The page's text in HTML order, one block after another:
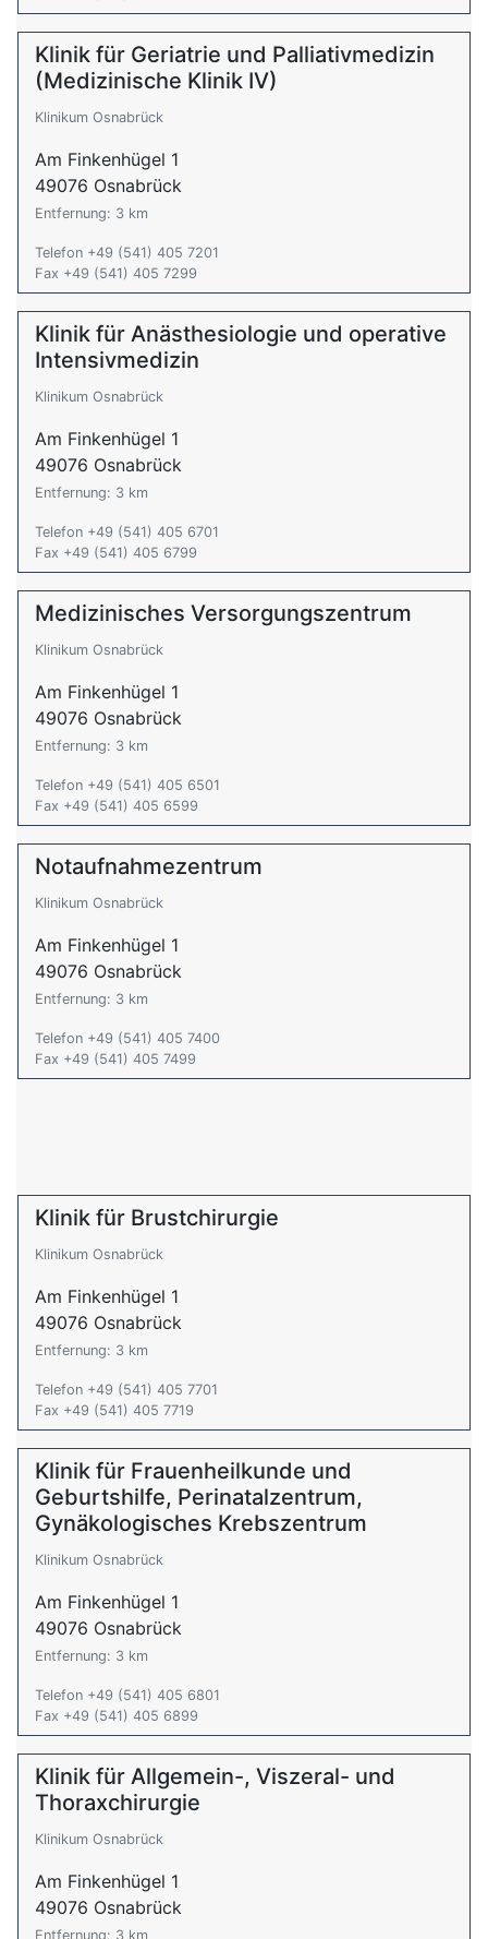
Klinik für Geriatrie und Palliativmedizin
(Medizinische Klinik IV)
Klinikum Osnabrück
Am Finkenhügel 1
49076 Osnabrück
Entfernung: 3 km
Telefon +49 (541) 405 7201
Fax +49 (541) 405 7299
Klinik für Anästhesiologie und operative
Intensivmedizin
Klinikum Osnabrück
Am Finkenhügel 1
49076 Osnabrück
Entfernung: 3 km
Telefon +49 (541) 405 6701
Fax +49 (541) 405 6799
Medizinisches Versorgungszentrum
Klinikum Osnabrück
Am Finkenhügel 1
49076 Osnabrück
Entfernung: 3 km
Telefon +49 (541) 405 6501
Fax +49 (541) 405 6599
Notaufnahmezentrum
Klinikum Osnabrück
Am Finkenhügel 1
49076 Osnabrück
Entfernung: 3 km
Telefon +49 (541) 405 7400
Fax +49 (541) 405 7499
Klinik für Brustchirurgie
Klinikum Osnabrück
Am Finkenhügel 1
49076 Osnabrück
Entfernung: 3 km
Telefon +49 (541) 405 7701
Fax +49 (541) 405 7719
Klinik für Frauenheilkunde und
Geburtshilfe, Perinatalzentrum,
Gynäkologisches Krebszentrum
Klinikum Osnabrück
Am Finkenhügel 1
49076 Osnabrück
Entfernung: 3 km
Telefon +49 (541) 405 6801
Fax +49 (541) 405 6899
Klinik für Allgemein-, Viszeral- und
Thoraxchirurgie
Klinikum Osnabrück
Am Finkenhügel 1
49076 Osnabrück
Entfernung: 3 km